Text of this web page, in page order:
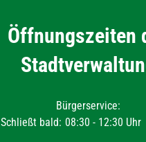
Öffnungszeiten
Bürgerservice:
Klicken, um weitere Öffnungs-
Schließt bald: 08:30 - 12:30 Uhr